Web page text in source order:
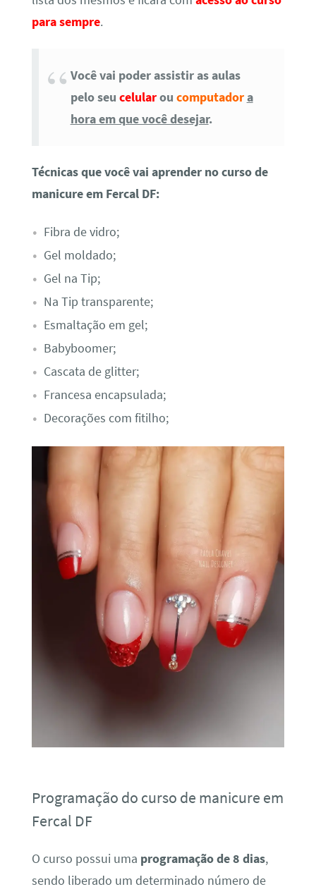
para sempre.
Você vai poder assistir as aulas
pelo seu celularou computador a
hora em que você desejar.
Técnicas que você vai aprender no curso de
manicure em Fercal DF:
Fibra de vidro;
Gel moldado;
Gel na Tip;
Na Tip transparente;
Esmaltação em gel;
Babyboomer;
Cascata de glitter;
Francesa encapsulada;
Decorações com fitilho;
Programação do curso de manicure em
Fercal DF
O curso possui uma programação de 8 dias,
sendo liberado um determinado número de